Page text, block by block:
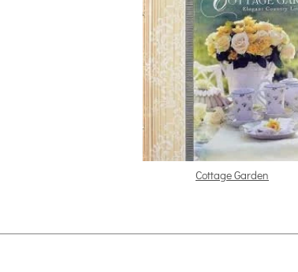
Cottage Garden